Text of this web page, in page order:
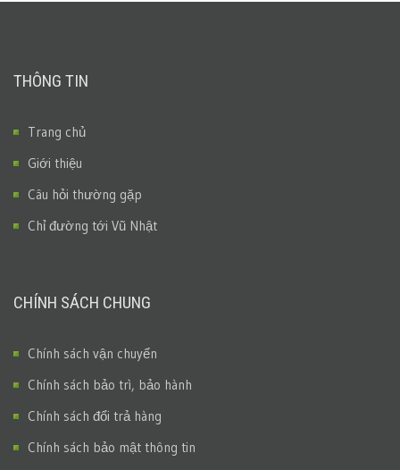
THÔNG TIN
Trang chủ
Giới thiệu
Câu hỏi thường gặp
Chỉ đường tới Vũ Nhật
CHÍNH SÁCH CHUNG
Chính sách vận chuyển
Chính sách bảo trì, bảo hành
Chính sách đổi trả hàng
Chính sách bảo mật thông tin